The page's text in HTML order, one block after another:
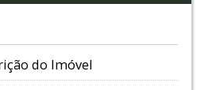
do Imóvel